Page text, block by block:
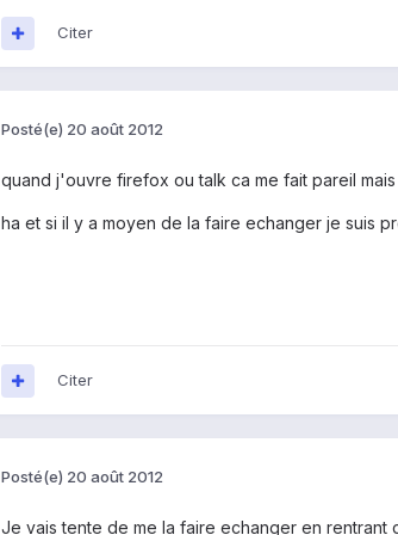
Citer
Posté(e) 20 août 2012
quand j'ouvre firefox ou talk ca me fait pareil
ha et si il y a moyen de la faire echanger je suis
Citer
Posté(e) 20 août 2012
Je vais tente de me la faire echanger en rentrant